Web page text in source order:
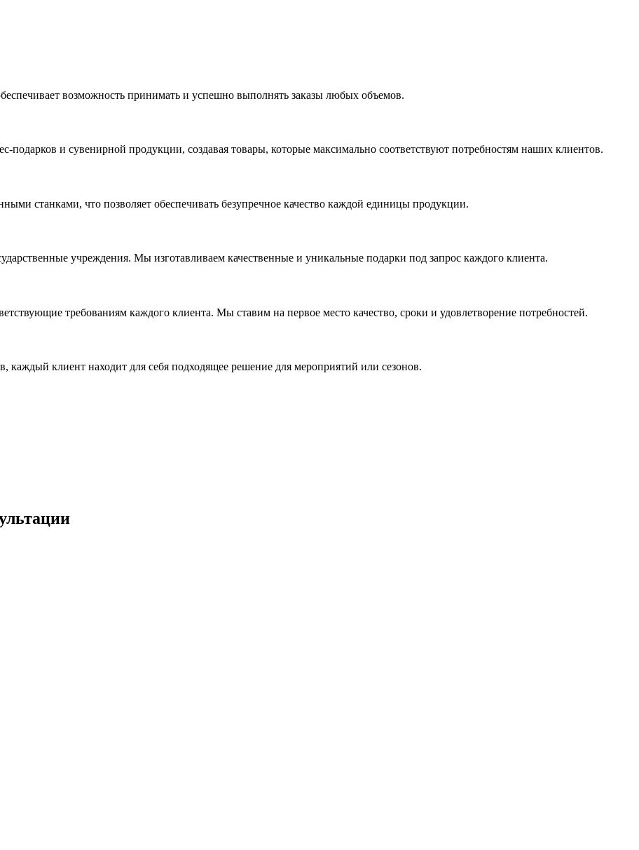
возможность принимать и успешно выполнять заказы любых объемов.
подарков и сувенирной продукции, создавая товары, которые максимально соответствуют потребностям наших клиентов.
станками, что позволяет обеспечивать безупречное качество каждой единицы продукции.
учреждения. Мы изготавливаем качественные и уникальные подарки под запрос каждого клиента.
требованиям каждого клиента. Мы ставим на первое место качество, сроки и удовлетворение потребностей.
каждый клиент находит для себя подходящее решение для мероприятий или сезонов.